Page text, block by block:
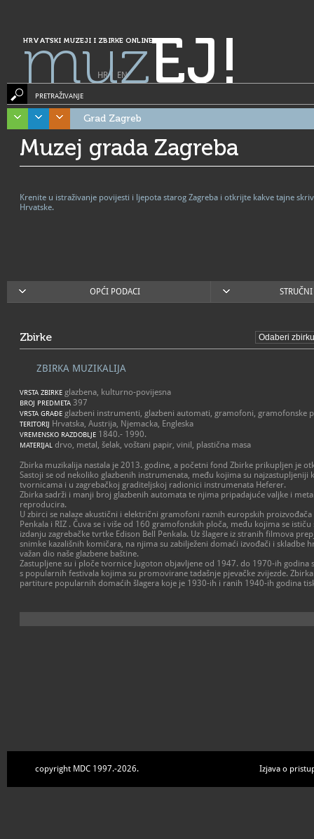
HRVATSKI MUZEJI I ZBIRKE ONLINE
muzEJ!
HR| EN
PRETRAŽIVANJE
Grad Zagreb
Muzej grada Zagreba
Krenite u istraživanje povijesti i ljepota starog Zagreba i otkrijte kakve tajne
Hrvatske.
OPĆI PODACI
Zbirke
ZBIRKA MUZIKALIJA
VRSTA ZBIRKE glazbena, kulturno-povijesna
BROJ PREDMETA 397
VRSTA GRAĐE glazbeni instrumenti, glazbeni automati, gramofoni, gramofonske
TERITORIJ Hrvatska, Austrija, Njemacka, Engleska
VREMENSKO RAZDOBLJE 1840.- 1990.
MATERIJAL drvo, metal, šelak, voštani papir, vinil, plastična masa
Zbirka muzikalija nastala je 2013. godine, a početni fond Zbirke prikupljen je
Sastoji se od nekoliko glazbenih instrumenata, među kojima su najzastupljeniji
tvornicama i u zagrebačkoj graditeljskoj radionici instrumenata Heferer.
Zbirka sadrži i manji broj glazbenih automata te njima pripadajuće valjke i
reproducira.
U zbirci se nalaze akustični i električni gramofoni raznih europskih
Penkala i RIZ . Čuva se i više od 160 gramofonskih ploča, među kojima se
izdanju zagrebačke tvrtke Edison Bell Penkala. Uz šlagere iz stranih filmova
snimke kazališnih komičara, na njima su zabilježeni domaći izvođači i skladbe
važan dio naše glazbene baštine.
Zastupljene su i ploče tvornice Jugoton objavljene od 1947. do 1970-ih
s popularnih festivala kojima su promovirane tadašnje pjevačke zvijezde.
partiture popularnih domaćih šlagera koje je 1930-ih i ranih 1940-ih godina
copyright MDC 1997.-2026. Izjava o